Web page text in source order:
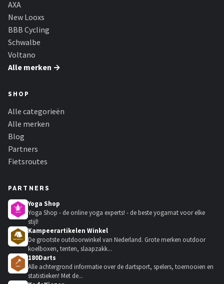
AXA
New Looxs
BBB Cycling
Schwalbe
Voltano
Alle merken →
SHOP
Alle categorieën
Alle merken
Blog
Partners
Fietsroutes
PARTNERS
Yoga Shop
Yoga Shop - de online yoga experts! - de beste yogamat voor elke
stijl!
Kampeerartikelen Winkel
De grootste outdoorwinkel van Nederland. Grote merken outdoor
koelboxen, tenten, slaapzakk...
180Darts
Alle achtergrond informatie over de dartsport, spelers, toernooien en
statistieken! Met de...